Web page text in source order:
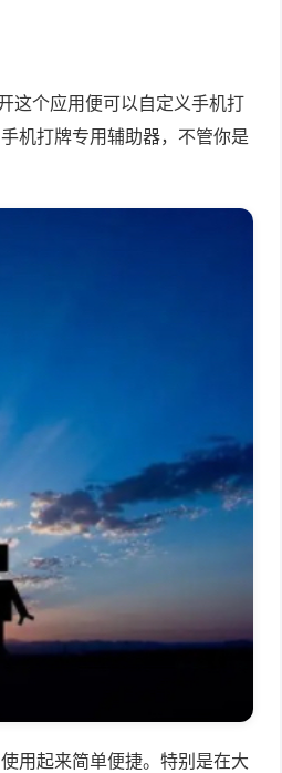
这个应用便可以自定义手机打
机打牌专用辅助器，不管你是
用起来简单便捷。特别是在大